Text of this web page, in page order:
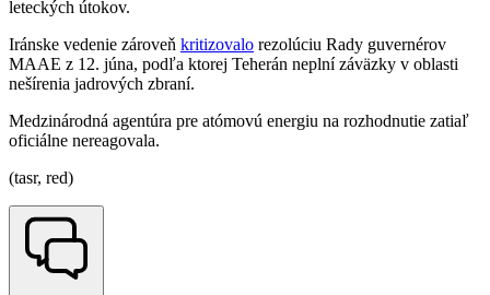
leteckých útokov.
Iránske vedenie zároveň kritizovalo rezolúciu Rady guvernérov
MAAE z 12. júna, podľa ktorej Teherán neplní záväzky v oblasti
nešírenia jadrových zbraní.
Medzinárodná agentúra pre atómovú energiu na rozhodnutie zatiaľ
oficiálne nereagovala.
(tasr, red)